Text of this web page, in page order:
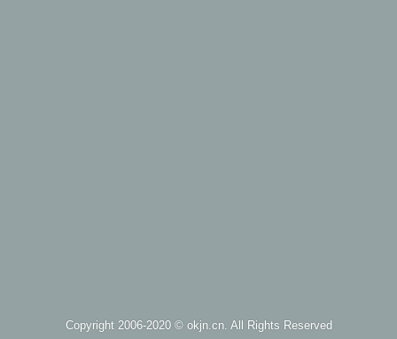
Copyright 2006-2020 © okjn.cn. All Rights Reserved